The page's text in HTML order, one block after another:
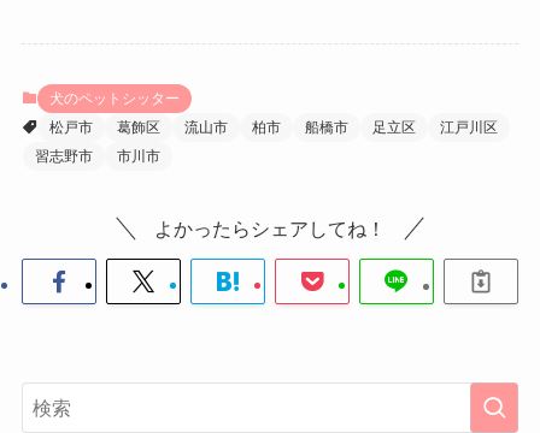
犬のペットシッター
松戸市
葛飾区 流山市 柏市 船橋市 足立区
江戸川区
習志野市
市川市
よかったらシェアしてね！